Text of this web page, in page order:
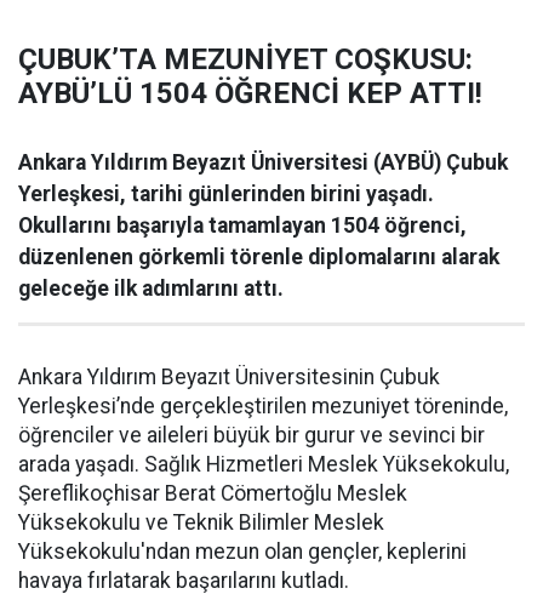
ÇUBUK’TA MEZUNİYET COŞKUSU:
AYBÜ’LÜ 1504 ÖĞRENCİ KEP ATTI!
Ankara Yıldırım Beyazıt Üniversitesi (AYBÜ) Çubuk
Yerleşkesi, tarihi günlerinden birini yaşadı.
Okullarını başarıyla tamamlayan 1504 öğrenci,
düzenlenen görkemli törenle diplomalarını alarak
geleceğe ilk adımlarını attı.
Ankara Yıldırım Beyazıt Üniversitesinin Çubuk
Yerleşkesi’nde gerçekleştirilen mezuniyet töreninde,
öğrenciler ve aileleri büyük bir gurur ve sevinci bir
arada yaşadı. Sağlık Hizmetleri Meslek Yüksekokulu,
Şereflikoçhisar Berat Cömertoğlu Meslek
Yüksekokulu ve Teknik Bilimler Meslek
Yüksekokulu'ndan mezun olan gençler, keplerini
havaya fırlatarak başarılarını kutladı.